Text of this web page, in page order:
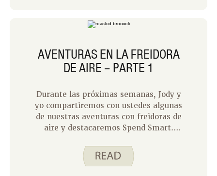
AVENTURAS EN LA FREIDORA
DE AIRE – PARTE 1
Durante las próximas semanas, Jody y
yo compartiremos con ustedes algunas
de nuestras aventuras con freidoras de
aire y destacaremos Spend Smart.
hemos realizado con éxito utilizando
este aparato. Una freidora de aire